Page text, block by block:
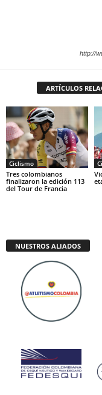
http://
ARTÍCULOS
Ciclismo
Tres colombianos
finalizaron la edición 113
del Tour de Francia
NUESTROS ALIADOS